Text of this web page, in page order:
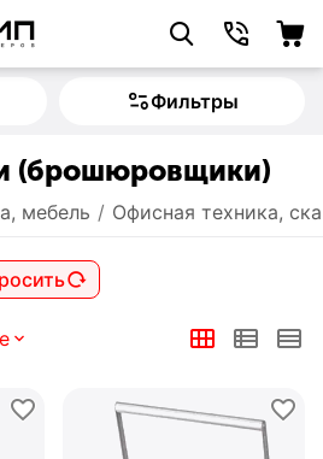
Фильтры
(брошюровщики)
мебель / Офисная техника,